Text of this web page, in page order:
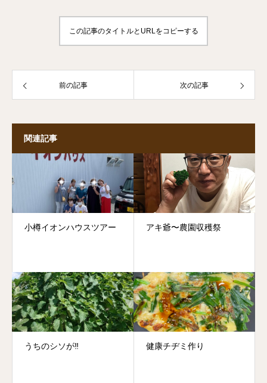
この記事のタイトルとURLをコピーする
前の記事 次の記事
関連記事
小樽イオンハウスツアー アキ爺〜農園収穫祭
うちのシソが‼︎ 健康チヂミ作り